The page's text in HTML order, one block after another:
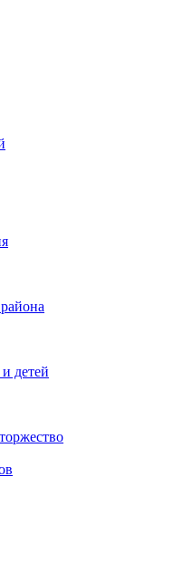
детей